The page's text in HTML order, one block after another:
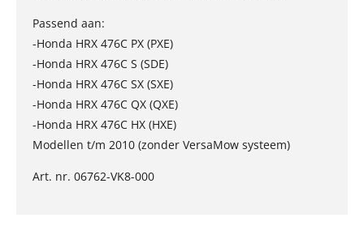
Passend aan:
-Honda HRX 476C PX (PXE)
-Honda HRX 476C S (SDE)
-Honda HRX 476C SX (SXE)
-Honda HRX 476C QX (QXE)
-Honda HRX 476C HX (HXE)
Modellen t/m 2010 (zonder VersaMow systeem)
Art. nr. 06762-VK8-000